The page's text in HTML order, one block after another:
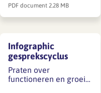
PDF document 2.28 MB
Infographic
gesprekscyclus
Praten over
functioneren en groei…